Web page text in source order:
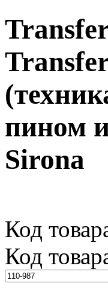
пином
Sirona
Код
Код